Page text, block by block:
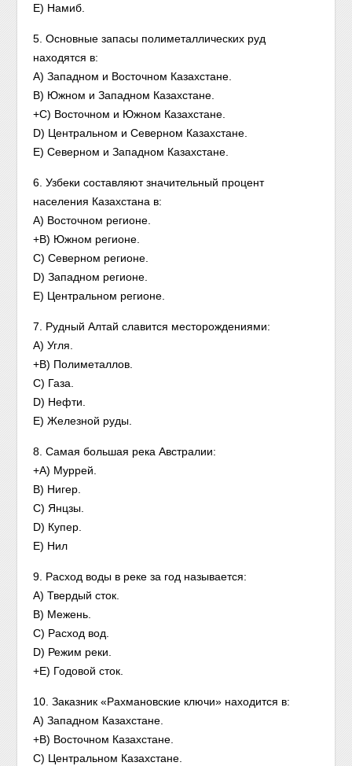
Е) Намиб.
5. Основные запасы полиметаллических руд
находятся в:
A) Западном и Восточном Казахстане.
B) Южном и Западном Казахстане.
+C) Восточном и Южном Казахстане.
D) Центральном и Северном Казахстане.
Е) Северном и Западном Казахстане.
6. Узбеки составляют значительный процент
населения Казахстана в:
А) Восточном регионе.
+B) Южном регионе.
C) Северном регионе.
D) Западном регионе.
E) Центральном регионе.
7. Рудный Алтай славится месторождениями:
A) Угля.
+B) Полиметаллов.
C) Газа.
D) Нефти.
E) Железной руды.
8. Самая большая река Австралии:
+A) Муррей.
B) Нигер.
C) Янцзы.
D) Купер.
E) Нил
9. Расход воды в реке за год называется:
A) Твердый сток.
B) Межень.
C) Расход вод.
D) Режим реки.
+E) Годовой сток.
10. Заказник «Рахмановские ключи» находится в:
А) Западном Казахстане.
+B) Восточном Казахстане.
C) Центральном Казахстане.